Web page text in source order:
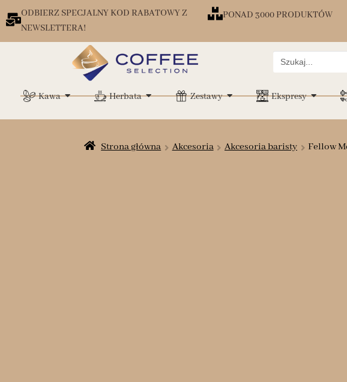
ODBIERZ SPECJALNY KOD RABATOWY Z
NEWSLETTERA!
PONAD 3000 PRODUKTÓW
Search
for:
Kawa Herbata Zestawy Ekspresy
Strona główna Akcesoria Akcesoria baristy Fellow